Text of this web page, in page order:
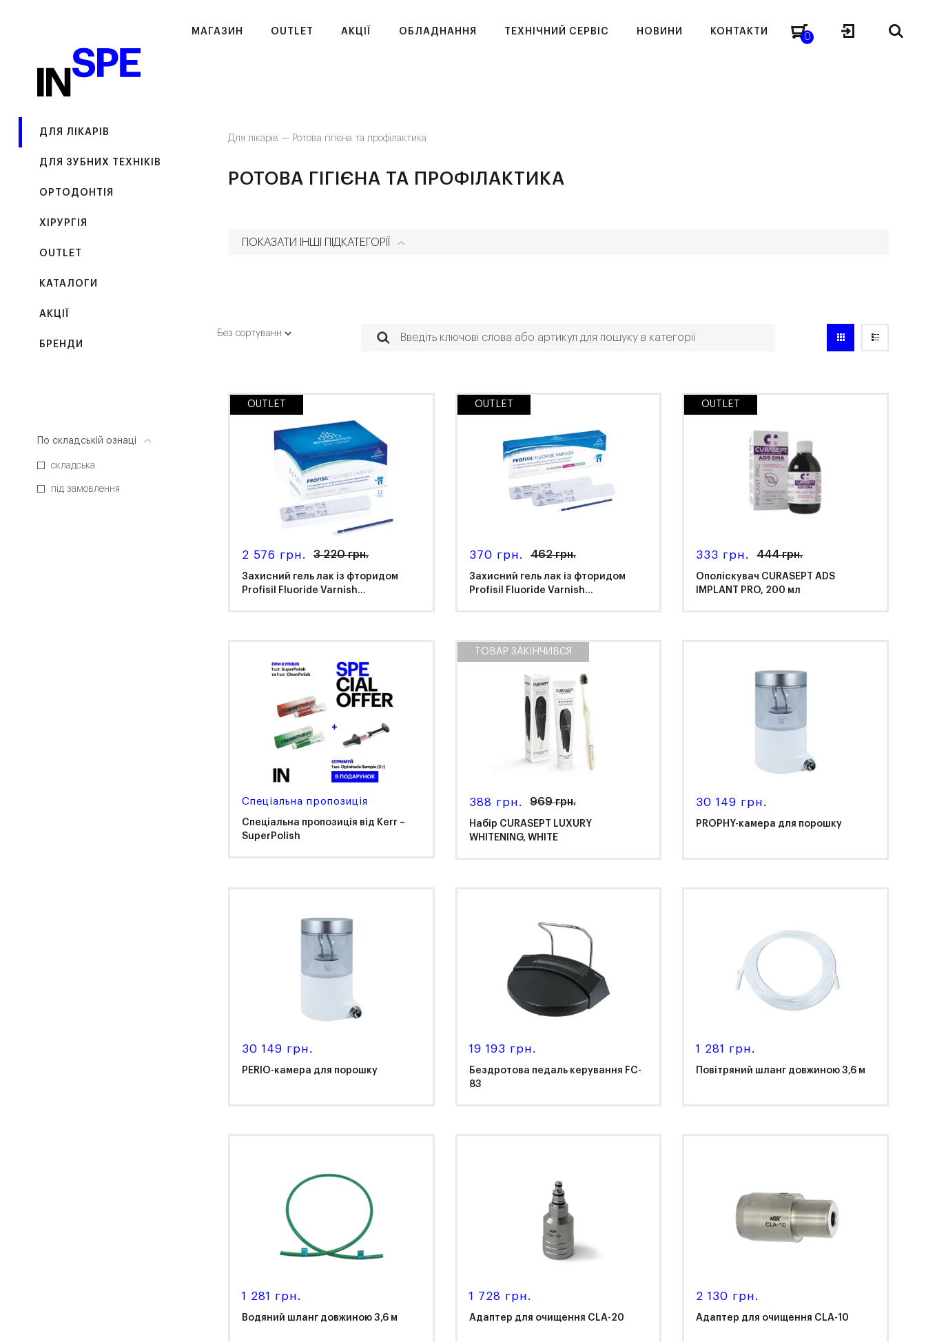
МАГАЗИН OUTLET АКЦІЇ ОБЛАДНАННЯ ТЕХНІЧНИЙ СЕРВІС НОВИНИ КОНТАКТИ
0
ДЛЯ ЛІКАРІВ
ДЛЯ ЗУБНИХ ТЕХНІКІВ
ОРТОДОНТІЯ
ХІРУРГІЯ
OUTLET
КАТАЛОГИ
АКЦІЇ
БРЕНДИ
Для лікарів — Ротова гігієна та профілактика
РОТОВА ГІГІЄНА ТА ПРОФІЛАКТИКА
ПОКАЗАТИ ІНШІ ПІДКАТЕГОРІЇ
По складській ознаці
складська
під замовлення
OUTLET
2 576 грн. 3 220 грн.
Захисний гель лак із фторидом
Profisil Fluoride Varnish...
Kettenbach
OUTLET
370 грн. 462 грн.
Захисний гель лак із фторидом
Profisil Fluoride Varnish...
Kettenbach
OUTLET
333 грн. 444 грн.
Ополіскувач CURASEPT ADS
IMPLANT PRO, 200 мл
Спеціальна пропозиція
Спеціальна пропозиція від Kerr –
SuperPolish
ТОВАР ЗАКІНЧИВСЯ
388 грн. 969 грн.
Набір CURASEPT LUXURY
WHITENING, WHITE
30 149 грн.
PROPHY-камера для порошку
30 149 грн.
PERIO-камера для порошку
19 193 грн.
Бездротова педаль керування FC-
83
1 281 грн.
Повітряний шланг довжиною 3,6 м
1 281 грн.
Водяний шланг довжиною 3,6 м
1 728 грн.
Адаптер для очищення CLA-20
2 130 грн.
Адаптер для очищення CLA-10